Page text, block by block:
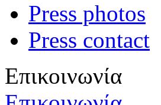
Press photos
Press contact
Επικοινωνία